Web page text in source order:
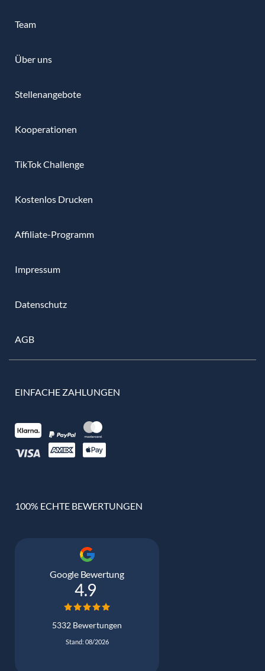
Team
Über uns
Stellenangebote
Kooperationen
TikTok Challenge
Kostenlos Drucken
Affiliate-Programm
Impressum
Datenschutz
AGB
EINFACHE ZAHLUNGEN
100% ECHTE BEWERTUNGEN
Google Bewertung
4.9
5332 Bewertungen
Stand: 08/2026